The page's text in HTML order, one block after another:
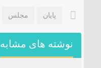
پایان مجلس
نوشته های مشابه